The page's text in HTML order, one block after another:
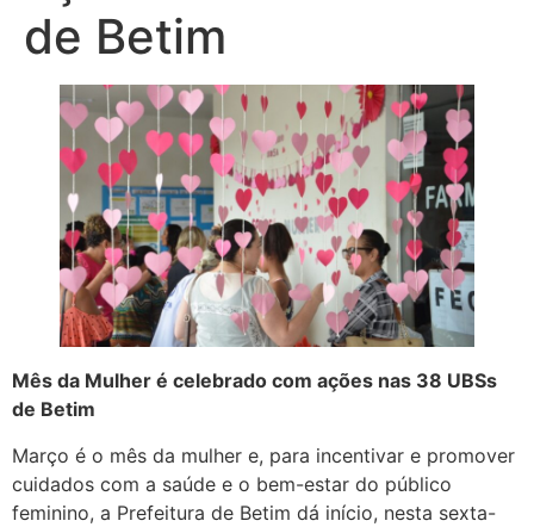
de Betim
Mês da Mulher é celebrado com ações nas 38 UBSs
de Betim
Março é o mês da mulher e, para incentivar e promover
cuidados com a saúde e o bem-estar do público
feminino, a Prefeitura de Betim dá início, nesta sexta-